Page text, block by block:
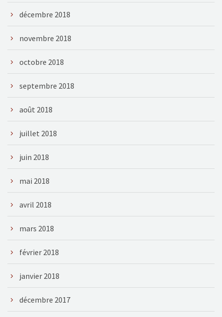
décembre 2018
novembre 2018
octobre 2018
septembre 2018
août 2018
juillet 2018
juin 2018
mai 2018
avril 2018
mars 2018
février 2018
janvier 2018
décembre 2017